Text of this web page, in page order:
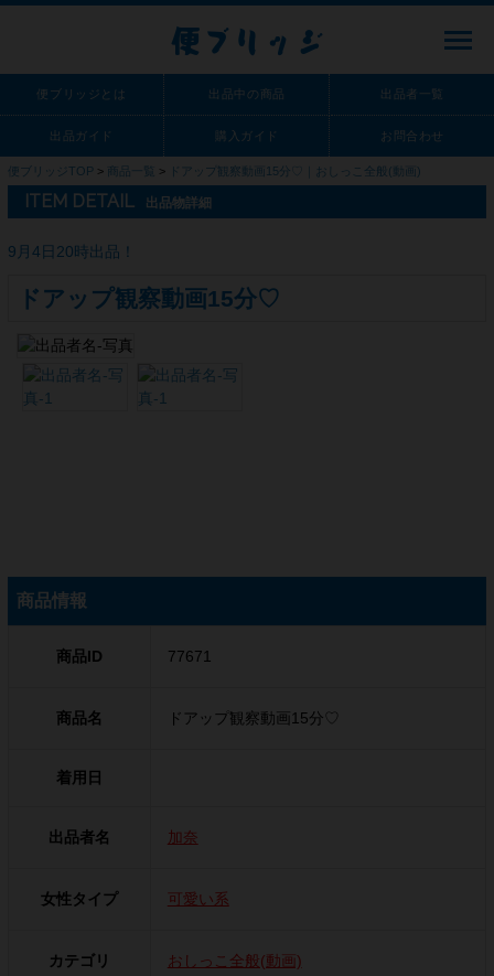
便ブリッジ
便ブリッジとは 出品中の商品 出品者一覧
出品ガイド 購入ガイド お問合わせ
便ブリッジTOP > 商品一覧 > ドアップ観察動画15分♡｜おしっこ全般(動画)
ITEM DETAIL 出品物詳細
9月4日20時出品！
ドアップ観察動画15分♡
商品情報
商品ID 77671
商品名 ドアップ観察動画15分♡
着用日
出品者名 加奈
女性タイプ 可愛い系
カテゴリ おしっこ全般(動画)